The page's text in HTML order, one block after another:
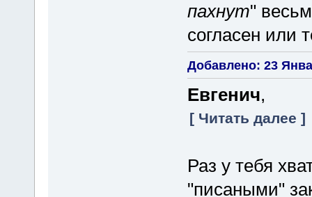
пахнут"
согласен или
Добавлено: 23
Евгенич,
[ Читать далее ]
Раз у тебя
"писаными"